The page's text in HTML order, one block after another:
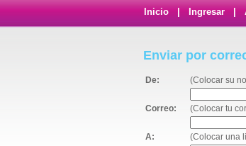
Inicio Ingresar
Enviar por
De: (Colocar su
Correo: (Colocar tu
A: (Colocar una